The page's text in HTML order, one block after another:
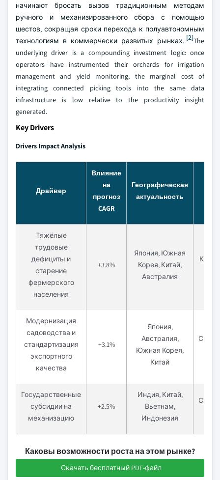
начинают бросать вызов традиционным методам
ручного и механизированного сбора с помощью
шестов, сокращая сроки перехода к полуавтономным
технологиям в коммерчески развитых рынках. [2]The
underlying driver is a compounding investment logic: once
operators have instrumented their orchards for irrigation
management and yield monitoring, the marginal cost of
integrating connected picking tools into the same data
infrastructure is low relative to the productivity insight
generated.
Key Drivers
Drivers Impact Analysis
Драйвер
Влияние
на
прогноз
CAGR
Географическая
актуальность
Тяжёлые
трудовые
дефициты и
старение
фермерского
населения
+3.8%
Япония, Южная
Корея, Китай,
Австралия
Модернизация
садоводства и
стандартизация
экспортного
качества
+3.1%
Япония,
Австралия,
Южная Корея,
Китай
Государственные
субсидии на
механизацию
+2.5%
Индия, Китай,
Вьетнам,
Индонезия
Каковы возможности роста на этом рынке?
Скачать бесплатный PDF-файл